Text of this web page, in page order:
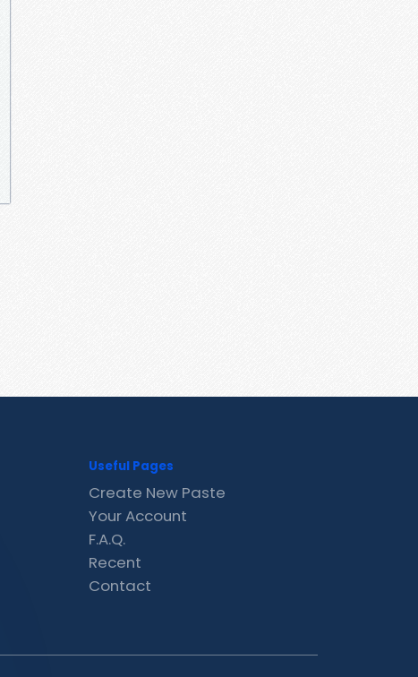
Useful Pages
Create New Paste
Your Account
F.A.Q.
Recent
Contact